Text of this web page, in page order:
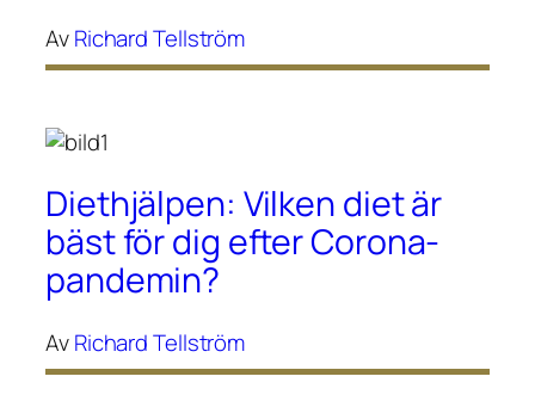
AvRichard Tellström
Diethjälpen: Vilken diet är
bäst för dig efter Corona-
pandemin?
AvRichard Tellström